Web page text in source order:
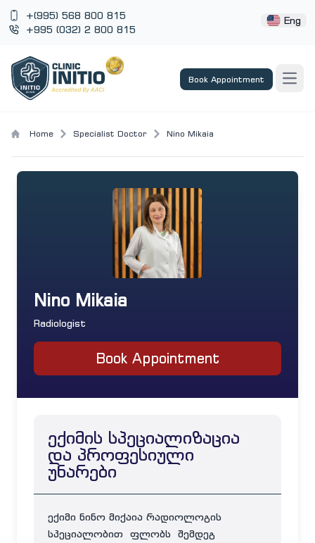
+(995) 568 800 815
+995 (032) 2 800 815
Eng
Book Appointment
Home Specialist Doctor Nino Mikaia
Nino Mikaia
Radiologist
Book Appointment
ექიმის სპეციალიზაცია
და პროფესიული
უნარები
ექიმი ნინო მიქაია რადიოლოგის
სპეციალობით ფლობს შემდეგ